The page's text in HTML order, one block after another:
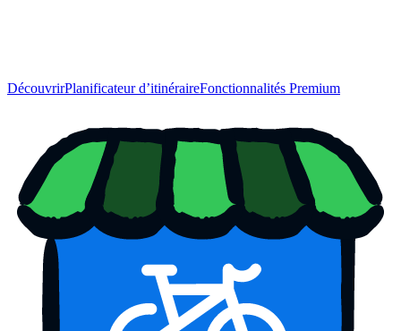
DécouvrirPlanificateur d’itinéraireFonctionnalités Premium